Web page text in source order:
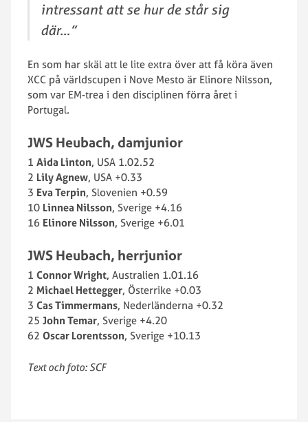
intressant att se hur de står sig
där…”
En som har skäl att le lite extra över att få köra även
XCC på världscupen i Nove Mesto är Elinore Nilsson,
som var EM-trea i den disciplinen förra året i
Portugal.
JWS Heubach, damjunior
1 Aida Linton, USA 1.02.52
2 Lily Agnew, USA +0.33
3 Eva Terpin, Slovenien +0.59
10 Linnea Nilsson, Sverige +4.16
16 Elinore Nilsson, Sverige +6.01
JWS Heubach, herrjunior
1 Connor Wright, Australien 1.01.16
2 Michael Hettegger, Österrike +0.03
3 Cas Timmermans, Nederländerna +0.32
25 John Temar, Sverige +4.20
62 Oscar Lorentsson, Sverige +10.13
Text och foto: SCF